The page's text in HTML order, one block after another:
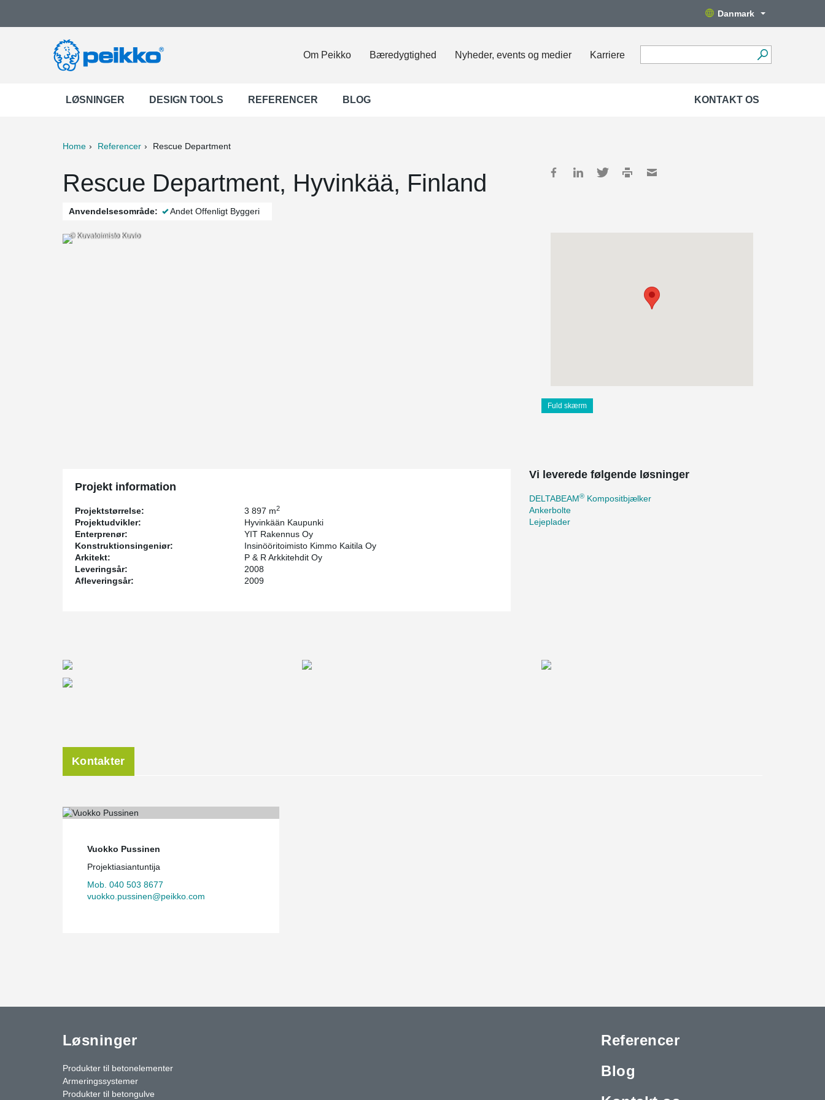
Danmark
Om Peikko Bæredygtighed Nyheder, events og medier Karriere
LØSNINGER DESIGN TOOLS REFERENCER BLOG KONTAKT OS
Home Referencer Rescue Department
Rescue Department, Hyvinkää, Finland
Anvendelsesområde: Andet Offenligt Byggeri
© Kuvatoimisto Kuvio
Fuld skærm
Projekt information
Projektstørrelse: 3 897 m2
Projektudvikler:
Hyvinkään Kaupunki
Enterprenør:
YIT Rakennus Oy
Konstruktionsingeniør:
Insinööritoimisto Kimmo Kaitila Oy
Arkitekt:
P & R Arkkitehdit Oy
Leveringsår:
2008
Afleveringsår:
2009
Vi leverede følgende løsninger
DELTABEAM® Kompositbjælker
Ankerbolte
Lejeplader
Kontakter
Vuokko Pussinen
Projektiasiantuntija
Mob. 040 503 8677
vuokko.pussinen@peikko.com
Løsninger
Produkter til betonelementer
Armeringssystemer
Produkter til betongulve
Referencer
Blog